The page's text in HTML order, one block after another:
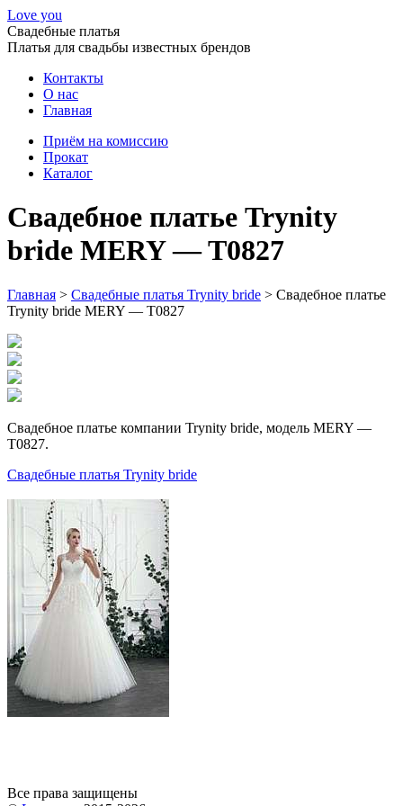
Love you
Свадебные платья
Платья для свадьбы известных брендов
Контакты
О нас
Главная
Приём на комиссию
Прокат
Каталог
Свадебное платье Trynity
bride MERY — T0827
Главная > Свадебные платья Trynity bride > Свадебное платье
Trynity bride MERY — T0827
Свадебное платье компании Trynity bride, модель MERY —
T0827.
Свадебные платья Trynity bride
Все права защищены